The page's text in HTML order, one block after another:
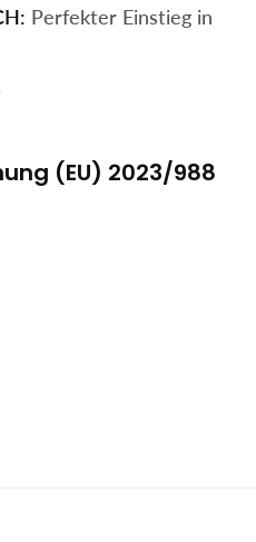
Perfekter Einstieg in
(EU) 2023/988